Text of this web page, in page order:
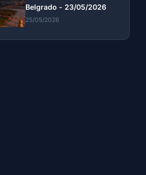
Belgrado - 23/05/2026
25/05/2026